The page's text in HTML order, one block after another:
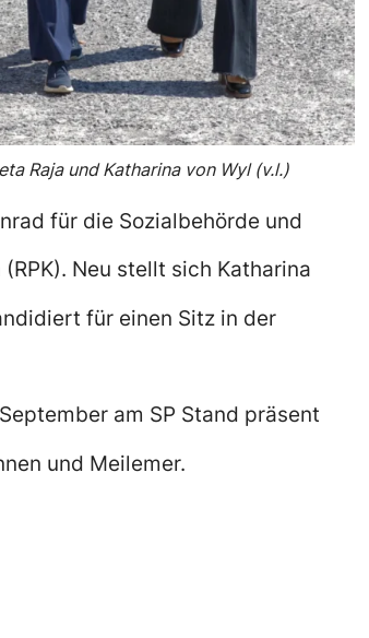
Raja und Katharina von Wyl (v.l.)
für die Sozialbehörde und
Neu stellt sich Katharina
für einen Sitz in der
am SP Stand präsent
und Meilemer.